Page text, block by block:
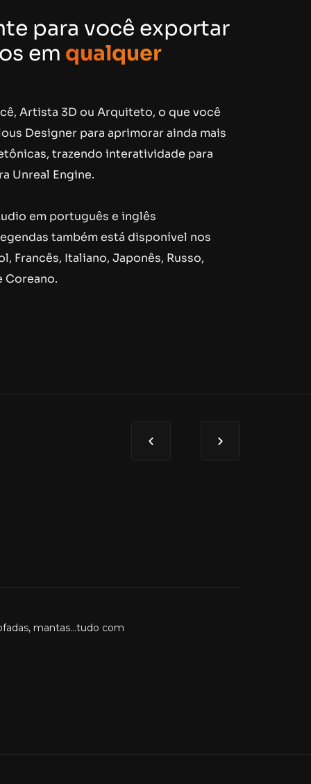
para você exportar
em qualquer
Artista 3D ou Arquiteto, o que você
Designer para aprimorar ainda mais
trazendo interatividade para
Unreal Engine.
em português e inglês
também está disponível nos
Francês, Italiano, Japonês, Russo,
Coreano.
mantas...tudo com